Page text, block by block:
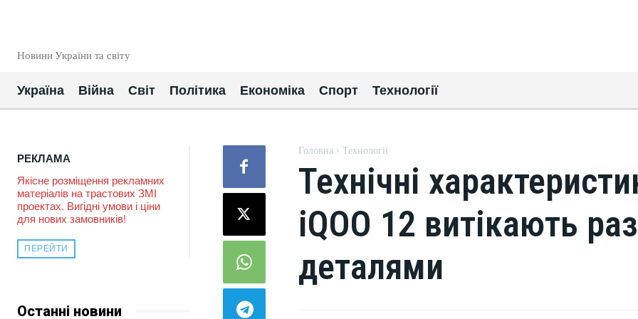
Новини України та світу
Україна Війна Світ Політика Економіка Спорт Технології
РЕКЛАМА
Якісне розміщення рекламних
матеріалів на трастових ЗМІ
проектах. Вигідні умови і ціни
для нових замовників!
ПЕРЕЙТИ
Останні новини
Головна Технології
Технічні
iQOO 12 витікають
деталями